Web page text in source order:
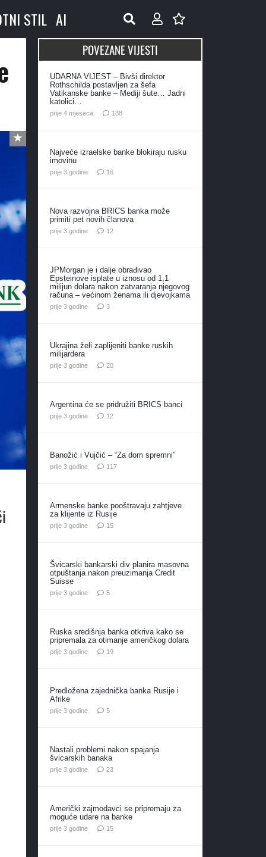
STIL AI
POVEZANE VIJESTI
UDARNA VIJEST – Bivši direktor
Rothschilda postavljen za šefa
Vatikanske banke – Mediji šute… Jadni
katolici…
prije 4 mjeseca 138komentara
Najveće izraelske banke blokiraju rusku
imovinu
prije 3 godine 16komentara
Nova razvojna BRICS banka može
primiti pet novih članova
prije 3 godine 12komentara
JPMorgan je i dalje obrađivao
Epsteinove isplate u iznosu od 1,1
milijun dolara nakon zatvaranja njegovog
računa – većinom ženama ili djevojkama
prije 3 godine 3komentara
Ukrajina želi zaplijeniti banke ruskih
milijardera
prije 3 godine 20komentara
Argentina će se pridružiti BRICS banci
prije 3 godine 12komentara
Banožić i Vujčić – “Za dom spremni”
prije 3 godine 117komentara
Armenske banke pooštravaju zahtjeve
za klijente iz Rusije
prije 3 godine 15komentara
Švicarski bankarski div planira masovna
otpuštanja nakon preuzimanja Credit
Suisse
prije 3 godine 5komentara
Ruska središnja banka otkriva kako se
pripremala za otimanje američkog dolara
prije 3 godine 19komentara
Predložena zajednička banka Rusije i
Afrike
prije 3 godine 5komentara
Nastali problemi nakon spajanja
švicarskih banaka
prije 3 godine 23komentara
Američki zajmodavci se pripremaju za
moguće udare na banke
prije 3 godine 15komentara